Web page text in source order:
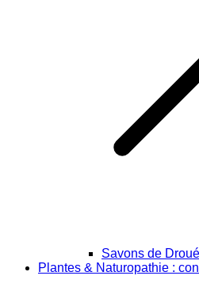
Savons de
Plantes & Naturopathie :